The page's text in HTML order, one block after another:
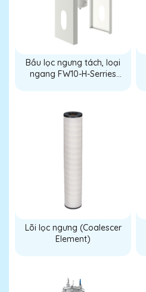
Bầu lọc ngưng tách, loại
ngang FW10-H-Serries
Lõi lọc ngưng (Coalescer
Element)